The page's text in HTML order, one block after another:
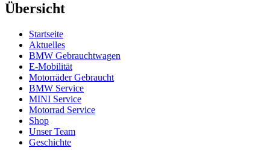
Übersicht
Startseite
Aktuelles
BMW Gebrauchtwagen
E-Mobilität
Motorräder Gebraucht
BMW Service
MINI Service
Motorrad Service
Shop
Unser Team
Geschichte